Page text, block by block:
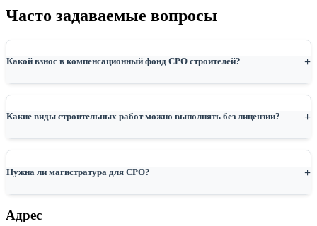
Часто задаваемые вопросы
Какой взнос в компенсационный фонд СРО строителей?
Какие виды строительных работ можно выполнять без лицензии?
Нужна ли магистратура для СРО?
Адрес